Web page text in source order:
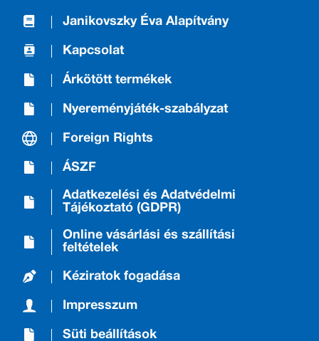
Janikovszky Éva Alapítvány
Kapcsolat
Árkötött termékek
Nyereményjáték-szabályzat
Foreign Rights
ÁSZF
Adatkezelési és Adatvédelmi
Tájékoztató (GDPR)
Online vásárlási és szállítási
feltételek
Kéziratok fogadása
Impresszum
Süti beállítások